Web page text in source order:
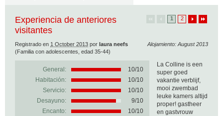
1 2
Experiencia de anteriores
visitantes
Alojamiento: August 2013
Registrado en 1 October 2013 por laura neefs
(Familia con adolescentes, edad 35-44)
General: 10/10
Habitación:
10/10
Servicio:
10/10
Desayuno:
9/10
Encanto:
10/10
La Colline is een
super goed
vakantie verblijf,
mooi zwembad
leuke kamers altijd
proper! gastheer
en gastvrouw